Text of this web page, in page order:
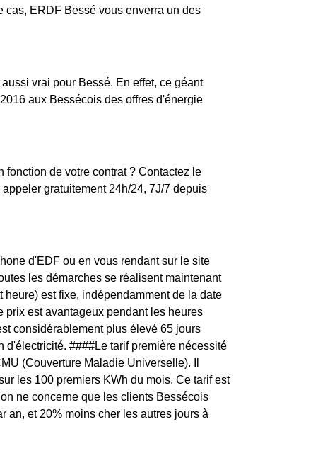
cas, ERDF Bessé vous enverra un des
vrai pour Bessé. En effet, ce géant
aux Bessécois des offres d'énergie
de votre contrat ? Contactez le
gratuitement 24h/24, 7J/7 depuis
d'EDF ou en vous rendant sur le site
les démarches se réalisent maintenant
est fixe, indépendamment de la date
est avantageux pendant les heures
considérablement plus élevé 65 jours
d'électricité. ####Le tarif première nécessité
(Couverture Maladie Universelle). Il
les 100 premiers KWh du mois. Ce tarif est
ne concerne que les clients Bessécois
an, et 20% moins cher les autres jours à